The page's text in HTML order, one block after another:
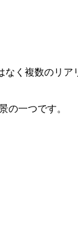
く複数のリ
の一つです。